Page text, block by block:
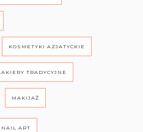
KOSMETYKI AZJATYCKIE
TRADYCYJNE
MAKIJAŻ
NAIL ART